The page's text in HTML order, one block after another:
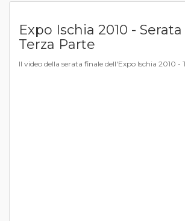
Expo Ischia 2010 -
Terza Parte
Il video della serata finale dell'Expo Ischia 2010 -